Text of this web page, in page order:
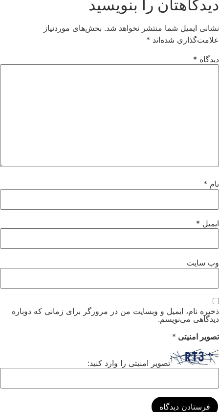
دیدگاهتان را بنویسید
نشانی ایمیل شما منتشر نخواهد شد. بخش‌های موردنیاز
علامت‌گذاری شده‌اند *
دیدگاه *
نام *
ایمیل *
وب‌ سایت
ذخیره نام، ایمیل و وبسایت من در مرورگر برای زمانی که دوباره
دیدگاهی می‌نویسم.
تصویر امنیتی *
تصویر امنیتی را وارد کنید: